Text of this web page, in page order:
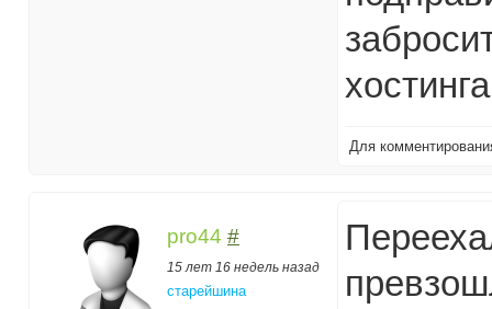
Для
pro44 #
15 лет 16 недель назад
старейшина